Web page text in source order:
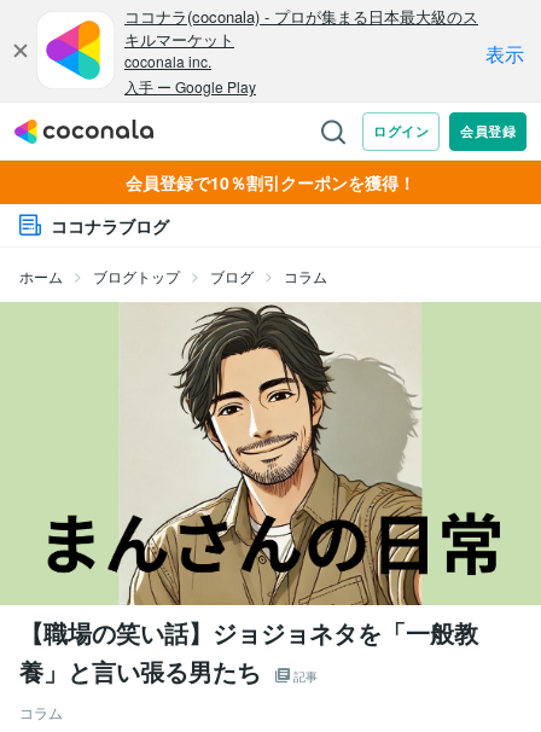
会員登録で10％割引クーポンを獲得！
ココナラブログ
ホーム ブログトップ ブログ コラム
【職場の笑い話】ジョジョネタを「一般教
養」と言い張る男たち
記事
コラム